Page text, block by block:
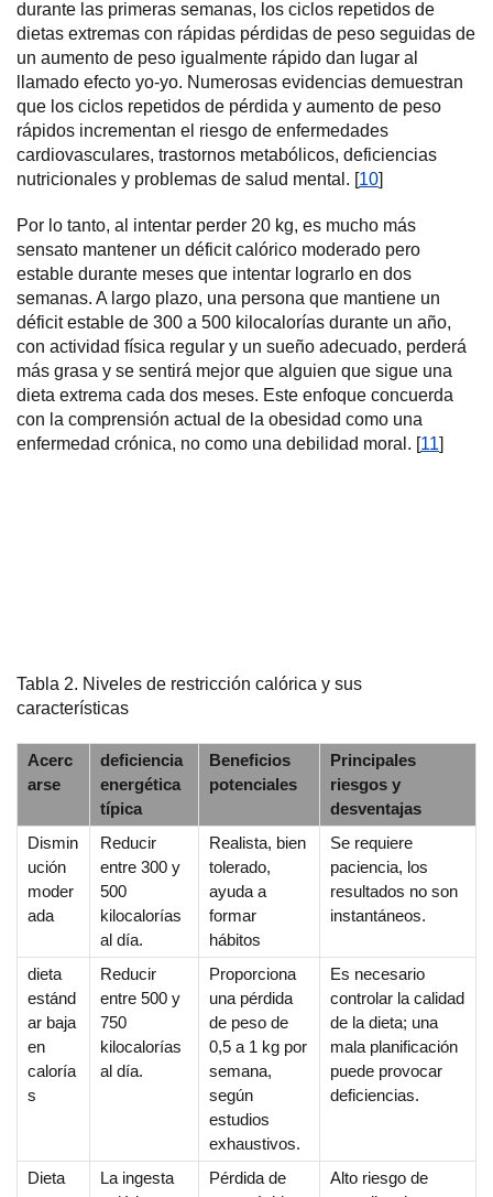
durante las primeras semanas, los ciclos repetidos de
dietas extremas con rápidas pérdidas de peso seguidas de
un aumento de peso igualmente rápido dan lugar al
llamado efecto yo-yo. Numerosas evidencias demuestran
que los ciclos repetidos de pérdida y aumento de peso
rápidos incrementan el riesgo de enfermedades
cardiovasculares, trastornos metabólicos, deficiencias
nutricionales y problemas de salud mental. [10]
Por lo tanto, al intentar perder 20 kg, es mucho más
sensato mantener un déficit calórico moderado pero
estable durante meses que intentar lograrlo en dos
semanas. A largo plazo, una persona que mantiene un
déficit estable de 300 a 500 kilocalorías durante un año,
con actividad física regular y un sueño adecuado, perderá
más grasa y se sentirá mejor que alguien que sigue una
dieta extrema cada dos meses. Este enfoque concuerda
con la comprensión actual de la obesidad como una
enfermedad crónica, no como una debilidad moral. [11]
Tabla 2. Niveles de restricción calórica y sus
características
Acerc
arse
deficiencia
energética
típica
Beneficios
potenciales
Principales
riesgos y
desventajas
Dismin
ución
moder
ada
Reducir
entre 300 y
500
kilocalorías
al día.
Realista, bien
tolerado,
ayuda a
formar
hábitos
Se requiere
paciencia, los
resultados no son
instantáneos.
dieta
estánd
ar baja
en
caloría
s
Reducir
entre 500 y
750
kilocalorías
al día.
Proporciona
una pérdida
de peso de
0,5 a 1 kg por
semana,
según
estudios
exhaustivos.
Es necesario
controlar la calidad
de la dieta; una
mala planificación
puede provocar
deficiencias.
Dieta
La ingesta
Pérdida de
Alto riesgo de